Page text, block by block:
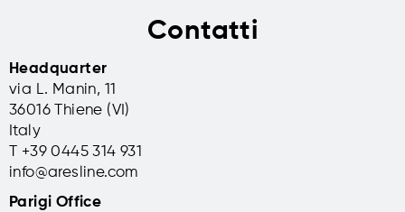
Contatti
Headquarter
via L. Manin, 11
36016 Thiene (VI)
Italy
T +39 0445 314 931
info@aresline.com
Parigi Office